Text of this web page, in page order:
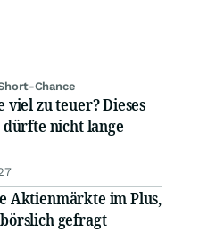
Chance
viel zu teuer? Dieses
nicht lange
Aktienmärkte im Plus,
gefragt